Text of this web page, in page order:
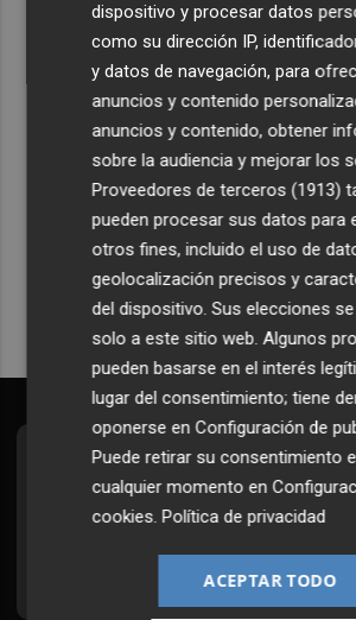
Recibe toda la
Plaza Podcast en tu
Quiero
Suscríbete al
Todos los días a primera hora
dispositivo y procesar datos
como su dirección IP,
y datos de navegación, para
anuncios y contenido
anuncios y contenido, obtener
sobre la audiencia y mejorar los
Proveedores de terceros (1913)
pueden procesar sus datos para
otros fines, incluido el uso de
geolocalización precisos y
del dispositivo. Sus elecciones
solo a este sitio web. Algunos
pueden basarse en el interés
lugar del consentimiento; tiene
oponerse enConfiguración de
Puede retirar su consentimiento
cualquier momento en
cookies.Política de privacidad
ACEPTAR TODO